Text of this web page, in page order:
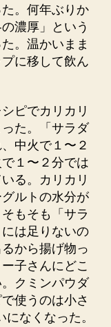
。何年ぶりか
濃厚」という
。温かいまま
に移して飲ん
ピでカリカリ
た。「サラダ
中火で１〜２
１〜２分では
る。カリカリ
ルトの水分が
もそも「サラ
は足りないの
から揚げ物っ
子さんにどこ
クミンパウダ
使うのは小さ
なくなった。